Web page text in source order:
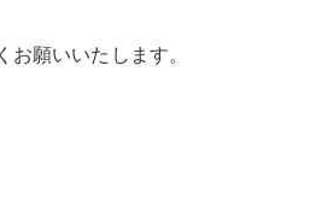
しくお願いいたします。